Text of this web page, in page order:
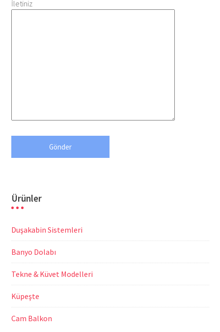
İletiniz
Ürünler
Duşakabin Sistemleri
Banyo Dolabı
Tekne & Küvet Modelleri
Küpeşte
Cam Balkon